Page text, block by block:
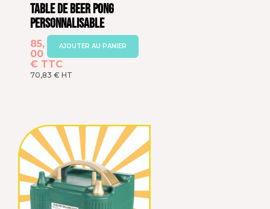
Table de Beer Pong
Personnalisable
AJOUTER AU PANIER
85,
00
€ TTC
70,83 € HT